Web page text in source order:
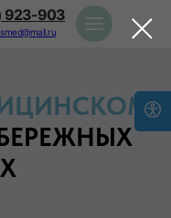
923-903